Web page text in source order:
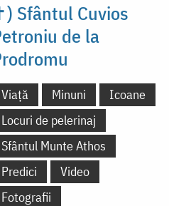
Sfântul Cuvios
de la
Viață Minuni
Icoane
Locuri de pelerinaj
Sfântul Munte Athos
Predici
Video
Fotografii